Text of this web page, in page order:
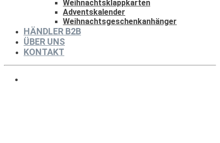
Weihnachtsklappkarten
Adventskalender
Weihnachtsgeschenkanhänger
HÄNDLER B2B
ÜBER UNS
KONTAKT